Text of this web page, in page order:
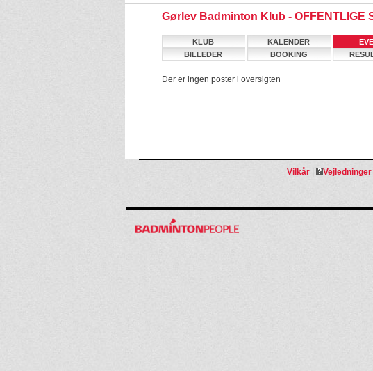
Gørlev Badminton Klub - OFFENTLIGE
KLUB KALENDER
BILLEDER
BOOKING
Der er ingen poster i oversigten
Vilkår Vejledninger